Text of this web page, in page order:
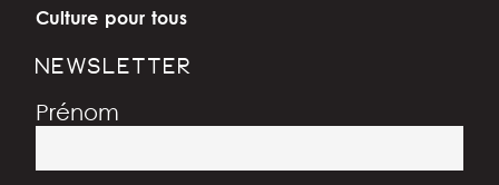
Culture pour tous
NEWSLETTER
Prénom